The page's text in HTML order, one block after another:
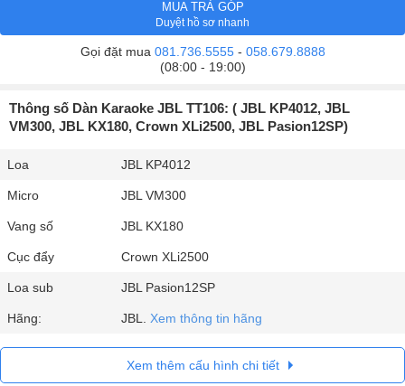
MUA TRẢ GÓP
Duyệt hồ sơ nhanh
Gọi đặt mua 081.736.5555- 058.679.8888
(08:00 - 19:00)
Thông số Dàn Karaoke JBL TT106: ( JBL KP4012, JBL
VM300, JBL KX180, Crown XLi2500, JBL Pasion12SP)
Loa JBL KP4012
Micro JBL VM300
Vang số JBL KX180
Cục đẩy Crown XLi2500
Loa sub JBL Pasion12SP
Hãng: JBL. Xem thông tin hãng
Xem thêm cấu hình chi tiết